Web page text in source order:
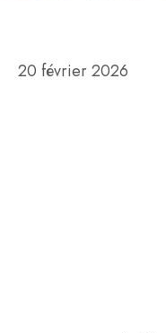
20 février 2026